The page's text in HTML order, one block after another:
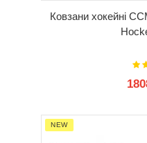
Ковзани хокейні
NEW